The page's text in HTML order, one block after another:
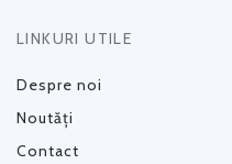
LINKURI UTILE
Despre noi
Noutăți
Contact